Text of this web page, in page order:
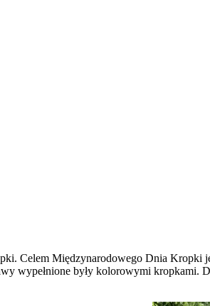
Celem Międzynarodowego Dnia Kropki
wypełnione były kolorowymi kropkami.